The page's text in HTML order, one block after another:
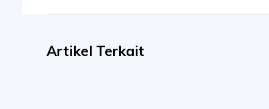
Artikel Terkait